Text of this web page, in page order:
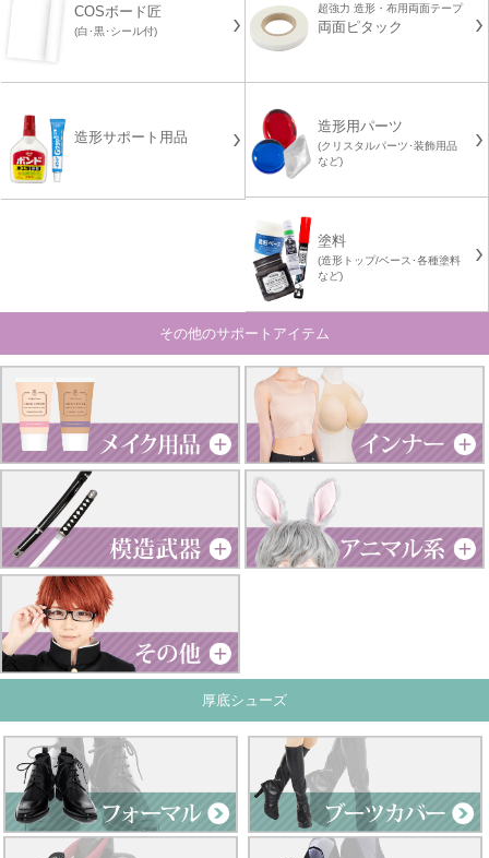
COSボード匠
(白･黒･シール付)
超強力 造形・布用両面テープ
両面ピタック
造形サポート用品
造形用パーツ
(クリスタルパーツ･装飾用品
など)
塗料
(造形トップ/ベース･各種塗料
など)
その他のサポートアイテム
厚底シューズ